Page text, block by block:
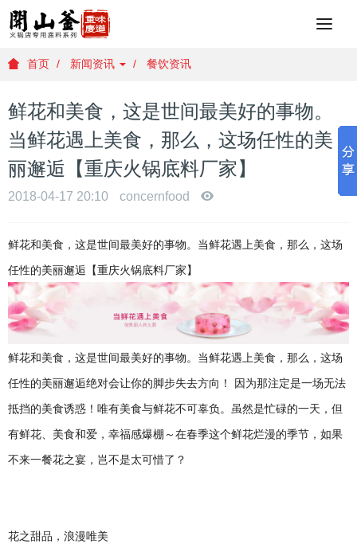
重
批
发
锅
底
厂
家
，
庆
火
底
料
首页 新闻资讯 餐饮资讯
鲜花和美食，这是世间最美好的事物。
当鲜花遇上美食，那么，这场任性的美
丽邂逅【重庆火锅底料厂家】
2018-04-17 20:10 concernfood
鲜花和美食，这是世间最美好的事物。当鲜花遇上美食，那么，这场
任性的美丽邂逅【重庆火锅底料厂家】
鲜花和美食，这是世间最美好的事物。当鲜花遇上美食，那么，这场
任性的美丽邂逅绝对会让你的脚步失去方向！ ​因为那注定是一场无法
抵挡的美食诱惑！唯有美食与鲜花不可辜负。虽然是忙碌的一天，但
有鲜花、美食和爱，幸福感爆棚～在春季这个鲜花烂漫的季节，如果
不来一餐花之宴，岂不是太可惜了？
花之甜品，浪漫唯美